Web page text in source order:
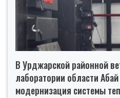
В Урджарской районной
лаборатории области
модернизация системы